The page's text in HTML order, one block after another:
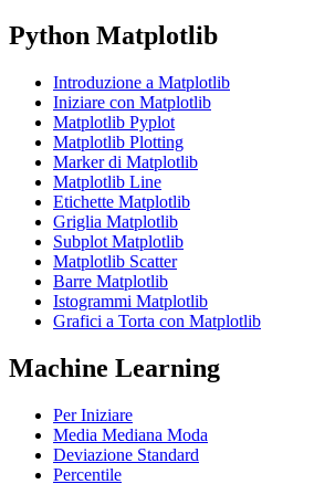
Python Matplotlib
Introduzione a Matplotlib
Iniziare con Matplotlib
Matplotlib Pyplot
Matplotlib Plotting
Marker di Matplotlib
Matplotlib Line
Etichette Matplotlib
Griglia Matplotlib
Subplot Matplotlib
Matplotlib Scatter
Barre Matplotlib
Istogrammi Matplotlib
Grafici a Torta con Matplotlib
Machine Learning
Per Iniziare
Media Mediana Moda
Deviazione Standard
Percentile